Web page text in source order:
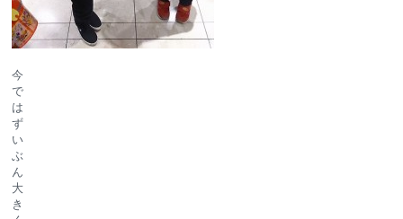
今
で
は
ず
い
ぶ
ん
大
き